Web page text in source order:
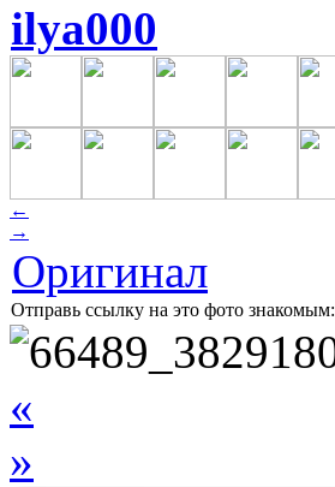
ilya000
←
→
Оригинал
Отправь ссылку на это фото знакомым:
«
»